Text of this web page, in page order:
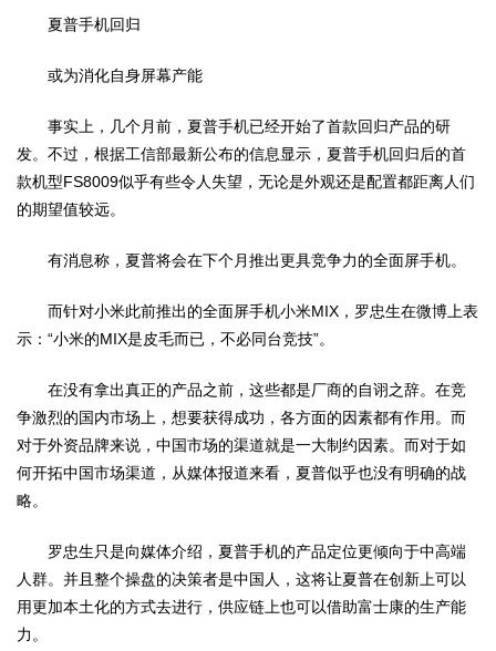
夏普手机回归
或为消化自身屏幕产能
事实上，几个月前，夏普手机已经开始了首款回归产品的研
发。不过，根据工信部最新公布的信息显示，夏普手机回归后的首
款机型FS8009似乎有些令人失望，无论是外观还是配置都距离人们
的期望值较远。
有消息称，夏普将会在下个月推出更具竞争力的全面屏手机。
而针对小米此前推出的全面屏手机小米MIX，罗忠生在微博上表
示：“小米的MIX是皮毛而已，不必同台竞技”。
在没有拿出真正的产品之前，这些都是厂商的自诩之辞。在竞
争激烈的国内市场上，想要获得成功，各方面的因素都有作用。而
对于外资品牌来说，中国市场的渠道就是一大制约因素。而对于如
何开拓中国市场渠道，从媒体报道来看，夏普似乎也没有明确的战
略。
罗忠生只是向媒体介绍，夏普手机的产品定位更倾向于中高端
人群。并且整个操盘的决策者是中国人，这将让夏普在创新上可以
用更加本土化的方式去进行，供应链上也可以借助富士康的生产能
力。